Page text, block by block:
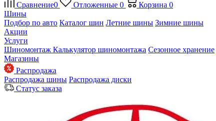
Сравнение0 Отложенные 0 Корзина 0
Шины
Подбор по авто Каталог шин Летние шины Зимние шины
Акции
Услуги
Шиномонтаж Калькулятор шиномонтажа Сезонное хранение
Магазины
Распродажа
Распродажа шины Распродажа диски
Статус заказа